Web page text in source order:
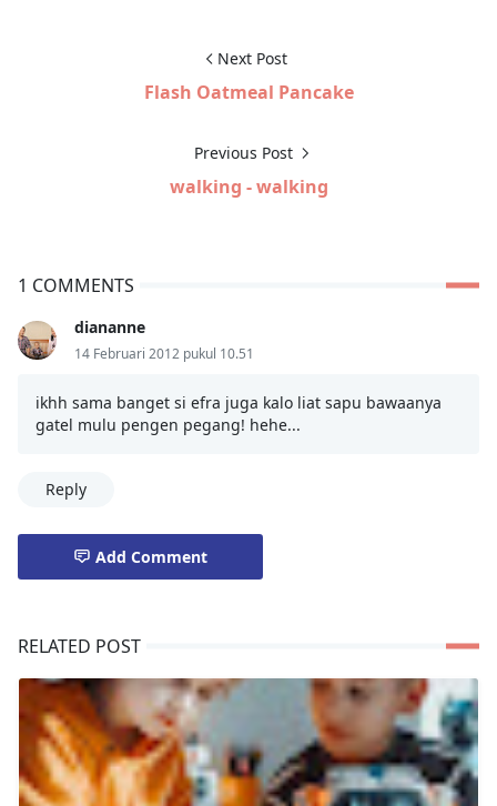
Next Post
Flash Oatmeal Pancake
Previous Post
walking - walking
1 COMMENTS
diananne
14 Februari 2012 pukul 10.51
ikhh sama banget si efra juga kalo liat sapu bawaanya
gatel mulu pengen pegang! hehe...
Reply
Add Comment
RELATED POST